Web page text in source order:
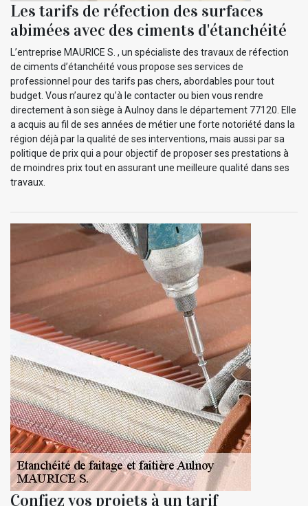
Les tarifs de réfection des surfaces
abimées avec des ciments d'étanchéité
L’entreprise MAURICE S. , un spécialiste des travaux de réfection
de ciments d’étanchéité vous propose ses services de
professionnel pour des tarifs pas chers, abordables pour tout
budget. Vous n’aurez qu’à le contacter ou bien vous rendre
directement à son siège à Aulnoy dans le département 77120. Elle
a acquis au fil de ses années de métier une forte notoriété dans la
région déjà par la qualité de ses interventions, mais aussi par sa
politique de prix qui a pour objectif de proposer ses prestations à
de moindres prix tout en assurant une meilleure qualité dans ses
travaux.
Confiez vos projets à un tarif